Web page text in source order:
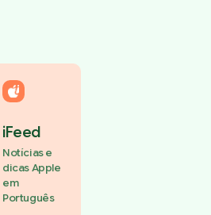
iFeed
Notícias e
dicas Apple
em
Português